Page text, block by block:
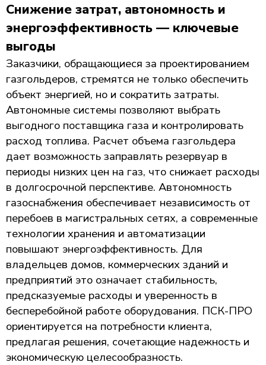
Снижение затрат, автономность и
энергоэффективность — ключевые
выгоды
Заказчики, обращающиеся за проектированием
газгольдеров, стремятся не только обеспечить
объект энергией, но и сократить затраты.
Автономные системы позволяют выбрать
выгодного поставщика газа и контролировать
расход топлива. Расчет объема газгольдера
дает возможность заправлять резервуар в
периоды низких цен на газ, что снижает расходы
в долгосрочной перспективе. Автономность
газоснабжения обеспечивает независимость от
перебоев в магистральных сетях, а современные
технологии хранения и автоматизации
повышают энергоэффективность. Для
владельцев домов, коммерческих зданий и
предприятий это означает стабильность,
предсказуемые расходы и уверенность в
бесперебойной работе оборудования. ПСК-ПРО
ориентируется на потребности клиента,
предлагая решения, сочетающие надежность и
экономическую целесообразность.